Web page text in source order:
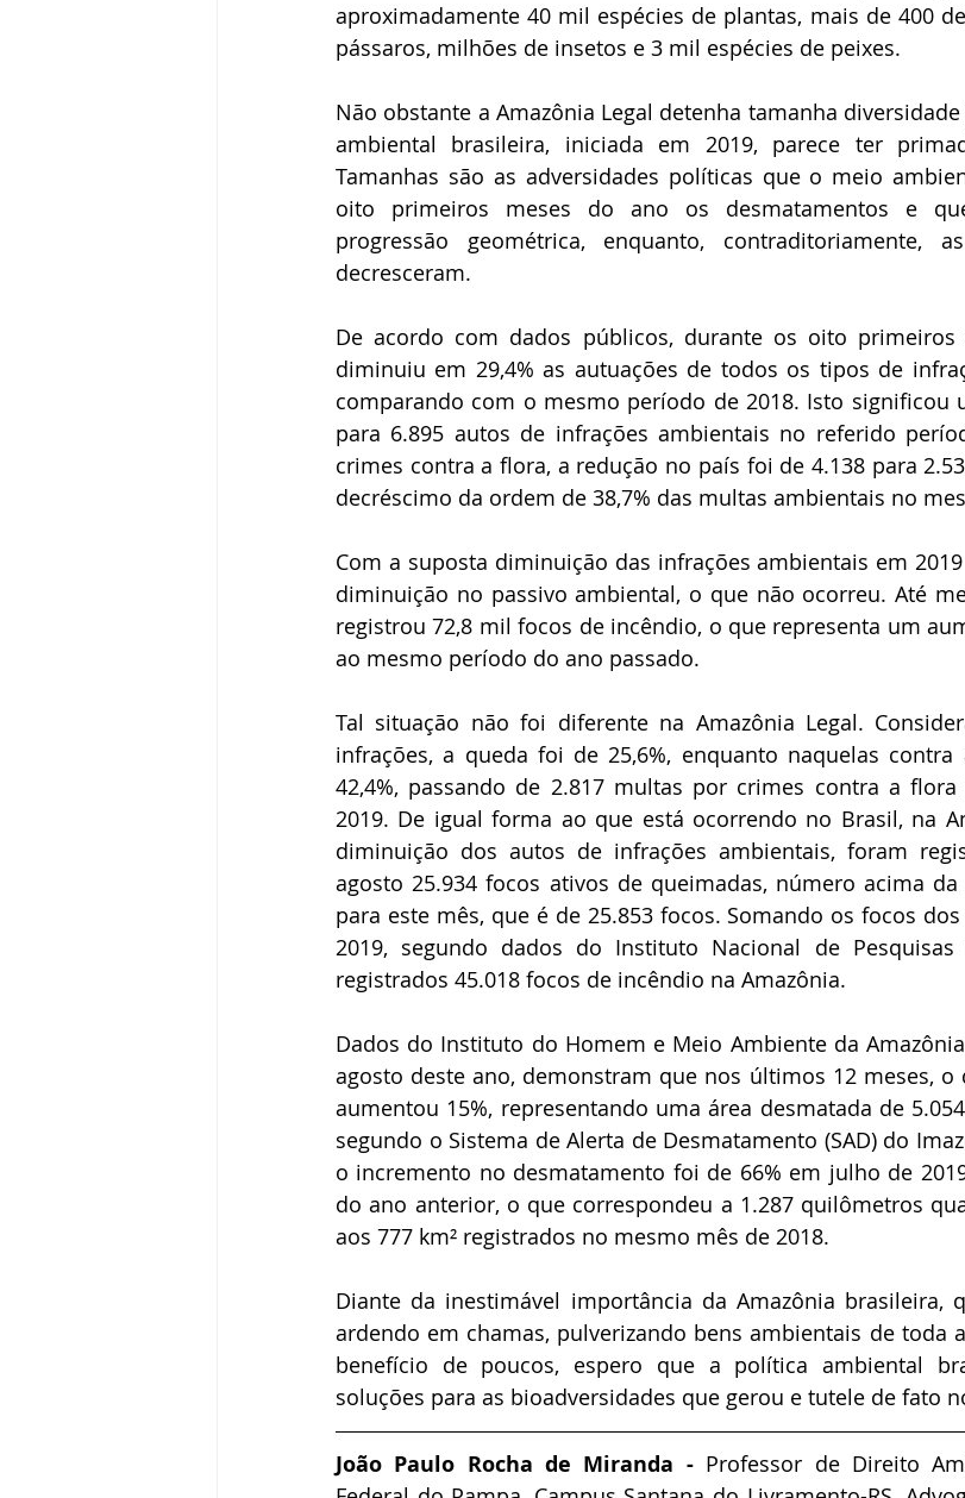
aproximadamente 40 mil espécies de plantas, mais de 400
pássaros, milhões de insetos e 3 mil espécies de peixes.
Não obstante a Amazônia Legal detenha tamanha
ambiental brasileira, iniciada em 2019, parece ter
Tamanhas são as adversidades políticas que o meio
oito primeiros meses do ano os desmatamentos e
progressão geométrica, enquanto, contraditoriamente,
decresceram.
De acordo com dados públicos, durante os oito
diminuiu em 29,4% as autuações de todos os tipos de
comparando com o mesmo período de 2018. Isto significou
para 6.895 autos de infrações ambientais no referido
crimes contra a flora, a redução no país foi de 4.138 para
decréscimo da ordem de 38,7% das multas ambientais no
Com a suposta diminuição das infrações ambientais em
diminuição no passivo ambiental, o que não ocorreu. Até
registrou 72,8 mil focos de incêndio, o que representa um
ao mesmo período do ano passado.
Tal situação não foi diferente na Amazônia Legal.
infrações, a queda foi de 25,6%, enquanto naquelas
42,4%, passando de 2.817 multas por crimes contra a
2019. De igual forma ao que está ocorrendo no Brasil, na
diminuição dos autos de infrações ambientais, foram
agosto 25.934 focos ativos de queimadas, número acima
para este mês, que é de 25.853 focos. Somando os focos
2019, segundo dados do Instituto Nacional de
registrados 45.018 focos de incêndio na Amazônia.
Dados do Instituto do Homem e Meio Ambiente da
agosto deste ano, demonstram que nos últimos 12 meses, o
aumentou 15%, representando uma área desmatada de
segundo o Sistema de Alerta de Desmatamento (SAD) do
o incremento no desmatamento foi de 66% em julho de
do ano anterior, o que correspondeu a 1.287 quilômetros
aos 777 km² registrados no mesmo mês de 2018.
Diante da inestimável importância da Amazônia brasileira,
ardendo em chamas, pulverizando bens ambientais de toda
benefício de poucos, espero que a política ambiental
soluções para as bioadversidades que gerou e tutele de fato
João Paulo Rocha de Miranda - Professor de Direito